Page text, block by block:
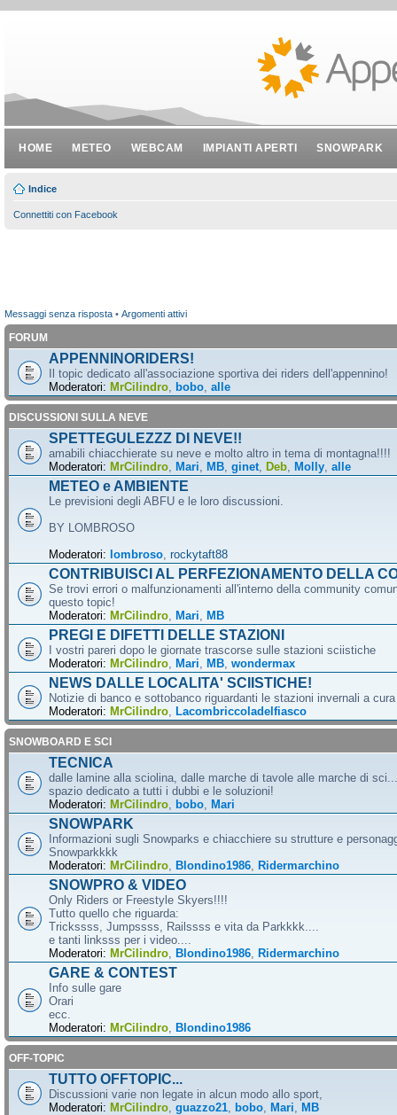
HOME METEO WEBCAM IMPIANTI APERTI SNOWPARK
Indice
Connettiti con Facebook
Messaggi senza risposta • Argomenti attivi
FORUM
APPENNINORIDERS!
Il topic dedicato all'associazione sportiva dei riders dell'appennino!
Moderatori: MrCilindro bobo alle
DISCUSSIONI SULLA NEVE
SPETTEGULEZZZ DI NEVE!!
amabili chiacchierate su neve e molto altro in tema di montagna!!!!
Moderatori: MrCilindro Mari MB ginet Deb Molly alle
METEO e AMBIENTE
Le previsioni degli ABFU e le loro discussioni.
BY LOMBROSO
Moderatori: lombroso rockytaft88
CONTRIBUISCI AL PERFEZIONAMENTO DELLA
Se trovi errori o malfunzionamenti all'interno della community
questo topic!
Moderatori: MrCilindro Mari MB
PREGI E DIFETTI DELLE STAZIONI
I vostri pareri dopo le giornate trascorse sulle stazioni sciistiche
Moderatori: MrCilindro Mari MB wondermax
NEWS DALLE LOCALITA' SCIISTICHE!
Notizie di banco e sottobanco riguardanti le stazioni invernali a
Moderatori: MrCilindro Lacombriccoladelfiasco
SNOWBOARD E SCI
TECNICA
dalle lamine alla sciolina, dalle marche di tavole alle marche di
spazio dedicato a tutti i dubbi e le soluzioni!
Moderatori: MrCilindro bobo Mari
SNOWPARK
Informazioni sugli Snowparks e chiacchiere su strutture e
Snowparkkkk
Moderatori: MrCilindro Blondino1986 Ridermarchino
SNOWPRO & VIDEO
Only Riders or Freestyle Skyers!!!!
Tutto quello che riguarda:
Trickssss, Jumpssss, Railssss e vita da Parkkkk....
e tanti linksss per i video....
Moderatori: MrCilindro Blondino1986 Ridermarchino
GARE & CONTEST
Info sulle gare
Orari
ecc.
Moderatori: MrCilindro Blondino1986
OFF-TOPIC
TUTTO OFFTOPIC...
Discussioni varie non legate in alcun modo allo sport,
Moderatori: MrCilindro guazzo21 bobo Mari MB